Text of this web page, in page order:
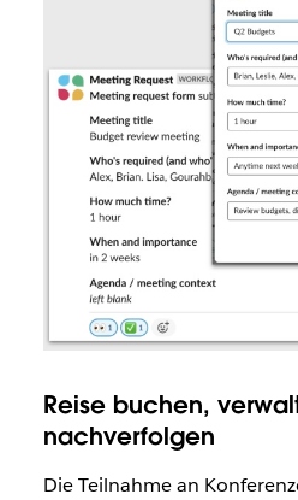
Reise buchen,
nachverfolgen
Die Teilnahme an